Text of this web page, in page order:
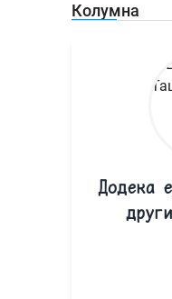
Колумна
Додека